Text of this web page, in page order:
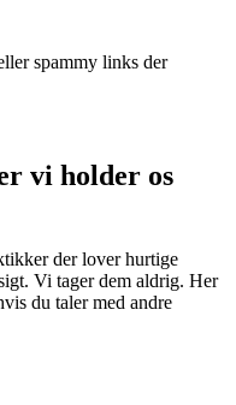
spammy links der
vi holder os
der lover hurtige
Vi tager dem aldrig. Her
du taler med andre